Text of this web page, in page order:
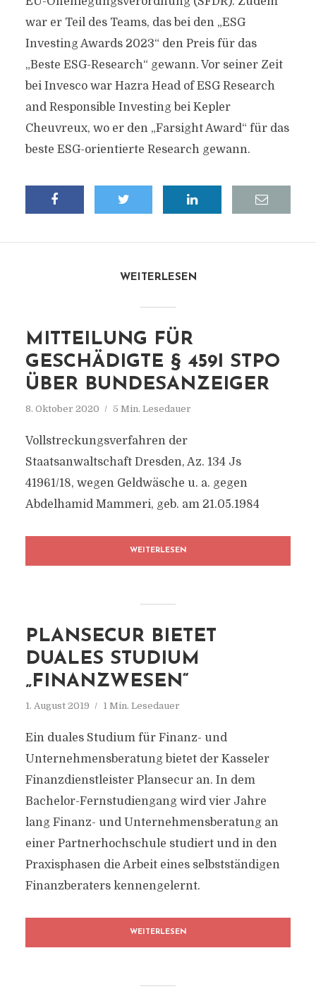
war er Teil des Teams, das bei den „ESG
Investing Awards 2023“ den Preis für das
„Beste ESG-Research“ gewann. Vor seiner Zeit
bei Invesco war Hazra Head of ESG Research
and Responsible Investing bei Kepler
Cheuvreux, wo er den „Farsight Award“ für das
beste ESG-orientierte Research gewann.
WEITERLESEN
MITTEILUNG FÜR
GESCHÄDIGTE § 459I STPO
ÜBER BUNDESANZEIGER
8. Oktober 2020 5 Min. Lesedauer
Vollstreckungsverfahren der
Staatsanwaltschaft Dresden, Az. 134 Js
41961/18, wegen Geldwäsche u. a. gegen
Abdelhamid Mammeri, geb. am 21.05.1984
WEITERLESEN
PLANSECUR BIETET
DUALES STUDIUM
„FINANZWESEN“
1. August 2019 1 Min. Lesedauer
Ein duales Studium für Finanz- und
Unternehmensberatung bietet der Kasseler
Finanzdienstleister Plansecur an. In dem
Bachelor-Fernstudiengang wird vier Jahre
lang Finanz- und Unternehmensberatung an
einer Partnerhochschule studiert und in den
Praxisphasen die Arbeit eines selbstständigen
Finanzberaters kennengelernt.
WEITERLESEN